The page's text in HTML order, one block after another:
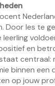
Door les te
leerling
en
centraal:
binnen een
op jouw